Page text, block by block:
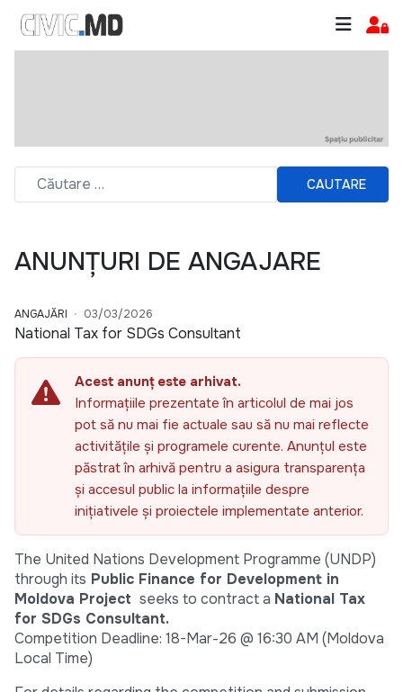
CAUTARE
ANUNȚURI DE ANGAJARE
ANGAJĂRI 03/03/2026
National Tax for SDGs Consultant
Acest anunț este arhivat.
Informațiile prezentate în articolul de mai jos
pot să nu mai fie actuale sau să nu mai reflecte
activitățile și programele curente. Anunțul este
păstrat în arhivă pentru a asigura transparența
și accesul public la informațiile despre
inițiativele și proiectele implementate anterior.
The United Nations Development Programme (UNDP)
through its Public Finance for Development in
Moldova Project seeks to contract a National Tax
for SDGs Consultant.
Competition Deadline: 18-Mar-26 @ 16:30 AM (Moldova
Local Time)